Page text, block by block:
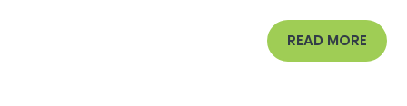
En
3D
READ MORE READ
MORE